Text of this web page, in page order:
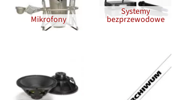
Mikrofony
Systemy
bezprzewodowe